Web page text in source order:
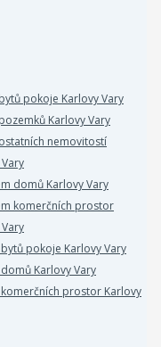
pokoje Karlovy Vary
Karlovy Vary
nemovitostí
domů Karlovy Vary
komerčních prostor
pokoje Karlovy Vary
Karlovy Vary
prostor Karlovy